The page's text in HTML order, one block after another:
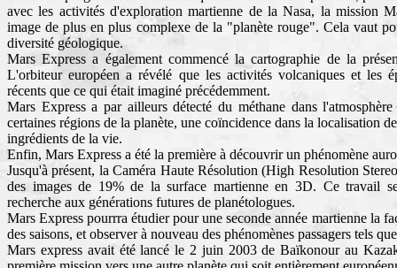
avec les activités d'exploration martienne de la Nasa, la mission
image de plus en plus complexe de la "planète rouge". Cela vaut
diversité géologique.
Mars Express a également commencé la cartographie de la
L'orbiteur européen a révélé que les activités volcaniques et les
récents que ce qui était imaginé précédemment.
Mars Express a par ailleurs détecté du méthane dans
certaines régions de la planète, une coïncidence dans la localisation
ingrédients de la vie.
Enfin, Mars Express a été la première à découvrir un phénomène
Jusqu'à présent, la Caméra Haute Résolution (High Resolution
des images de 19% de la surface martienne en 3D. Ce travail
recherche aux générations futures de planétologues.
Mars Express pourrra étudier pour une seconde année martienne la
des saisons, et observer à nouveau des phénomènes passagers tels
Mars express avait été lancé le 2 juin 2003 de Baïkonour au